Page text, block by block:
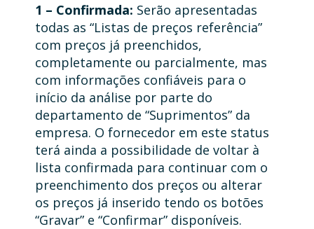
1 – Confirmada: Serão apresentadas
todas as “Listas de preços referência”
com preços já preenchidos,
completamente ou parcialmente, mas
com informações confiáveis para o
início da análise por parte do
departamento de “Suprimentos” da
empresa. O fornecedor em este status
terá ainda a possibilidade de voltar à
lista confirmada para continuar com o
preenchimento dos preços ou alterar
os preços já inserido tendo os botões
“Gravar” e “Confirmar” disponíveis.